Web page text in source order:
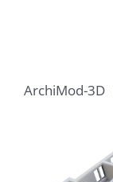
ArchiMod-3D